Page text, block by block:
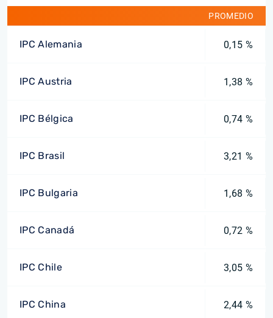
PROMEDIO
IPC Alemania 0,15 %
IPC Austria 1,38 %
IPC Bélgica 0,74 %
IPC Brasil 3,21 %
IPC Bulgaria 1,68 %
IPC Canadá 0,72 %
IPC Chile 3,05 %
IPC China 2,44 %